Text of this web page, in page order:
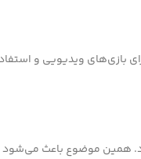
برای بازی‌های ویدیویی و
همین موضوع باعث می‌شود